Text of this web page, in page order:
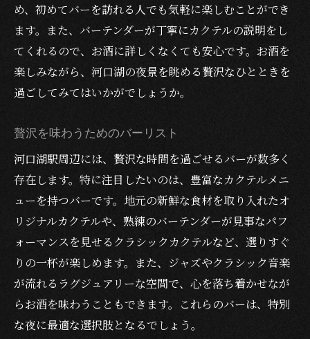
め、初めてバーを訪れる人でも気軽に楽しむことができ
ます。また、バーテンダーが丁寧にカクテルの説明をし
てくれるので、お酒に詳しくなくても安心です。お酒を
楽しみながら、河口湖の夜景を眺める贅沢なひとときを
過ごしてみてはいかがでしょうか。
贅沢を味わうためのバーリスト
河口湖駅周辺には、贅沢な時間を過ごせるバーが数多く
存在します。特に注目したいのは、豊富なカクテルメニ
ューを持つバーです。地元の新鮮な食材を取り入れたオ
リジナルカクテルや、熟練のバーテンダーが見事なパフ
ォーマンスを見せるクラシックカクテルなど、選りすぐ
りの一杯が楽しめます。また、ジャズやクラシック音楽
が流れるラグジュアリーな空間で、心を落ち着かせなが
らお酒を味わうこともできます。これらのバーは、特別
な夜に最適な選択肢となるでしょう。